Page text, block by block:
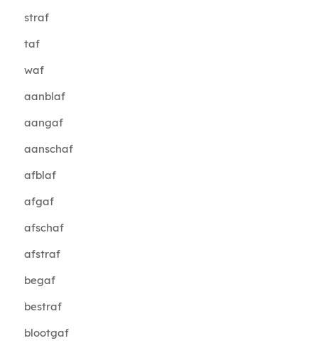
straf
taf
waf
aanblaf
aangaf
aanschaf
afblaf
afgaf
afschaf
afstraf
begaf
bestraf
blootgaf